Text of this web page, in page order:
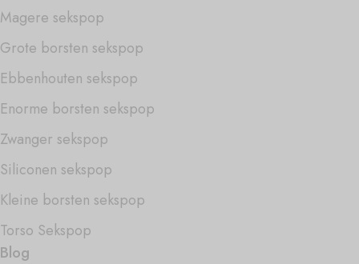
Magere sekspop
Grote borsten sekspop
Ebbenhouten sekspop
Enorme borsten sekspop
Zwanger sekspop
Siliconen sekspop
Kleine borsten sekspop
Torso Sekspop
Blog